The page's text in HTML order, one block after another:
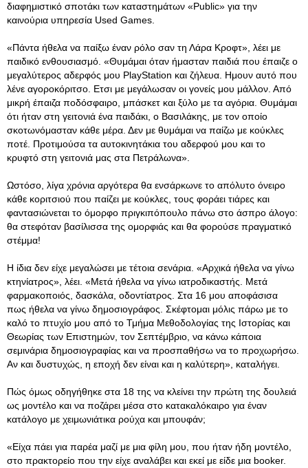
διαφημιστικό σποτάκι των καταστημάτων «Public» για την
καινούρια υπηρεσία Used Games.
«Πάντα ήθελα να παίξω έναν ρόλο σαν τη Λάρα Κροφτ», λέει με
παιδικό ενθουσιασμό. «Θυμάμαι όταν ήμασταν παιδιά που έπαιζε ο
μεγαλύτερος αδερφός μου PlayStation και ζήλευα. Ημουν αυτό που
λένε αγοροκόριτσο. Ετσι με μεγάλωσαν οι γονείς μου μάλλον. Από
μικρή έπαιζα ποδόσφαιρο, μπάσκετ και ξύλο με τα αγόρια. Θυμάμαι
ότι ήταν στη γειτονιά ένα παιδάκι, ο Βασιλάκης, με τον οποίο
σκοτωνόμασταν κάθε μέρα. Δεν με θυμάμαι να παίζω με κούκλες
ποτέ. Προτιμούσα τα αυτοκινητάκια του αδερφού μου και το
κρυφτό στη γειτονιά μας στα Πετράλωνα».
Ωστόσο, λίγα χρόνια αργότερα θα ενσάρκωνε το απόλυτο όνειρο
κάθε κοριτσιού που παίζει με κούκλες, τους φοράει τιάρες και
φαντασιώνεται το όμορφο πριγκιπόπουλο πάνω στο άσπρο άλογο:
θα στεφόταν βασίλισσα της ομορφιάς και θα φορούσε πραγματικό
στέμμα!
Η ίδια δεν είχε μεγαλώσει με τέτοια σενάρια. «Αρχικά ήθελα να γίνω
κτηνίατρος», λέει. «Μετά ήθελα να γίνω ιατροδικαστής. Μετά
φαρμακοποιός, δασκάλα, οδοντίατρος. Στα 16 μου αποφάσισα
πως ήθελα να γίνω δημοσιογράφος. Σκέφτομαι μόλις πάρω με το
καλό το πτυχίο μου από το Τμήμα Μεθοδολογίας της Ιστορίας και
Θεωρίας των Επιστημών, τον Σεπτέμβριο, να κάνω κάποια
σεμινάρια δημοσιογραφίας και να προσπαθήσω να το προχωρήσω.
Αν και δυστυχώς, η εποχή δεν είναι και η καλύτερη», καταλήγει.
Πώς όμως οδηγήθηκε στα 18 της να κλείνει την πρώτη της δουλειά
ως μοντέλο και να ποζάρει μέσα στο κατακαλόκαιρο για έναν
κατάλογο με χειμωνιάτικα ρούχα και μπουφάν;
«Είχα πάει για παρέα μαζί με μια φίλη μου, που ήταν ήδη μοντέλο,
στο πρακτορείο που την είχε αναλάβει και εκεί με είδε μια booker.